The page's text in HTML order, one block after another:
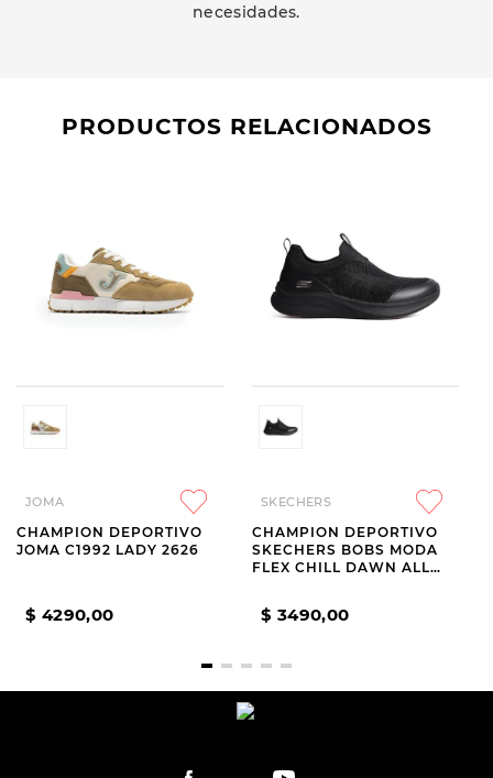
necesidades.
PRODUCTOS RELACIONADOS
JOMA
CHAMPION DEPORTIVO
JOMA C1992 LADY 2626
$ 4290,00
SKECHERS
CHAMPION DEPORTIVO
SKECHERS BOBS MODA
FLEX CHILL DAWN ALL
$ 3490,00